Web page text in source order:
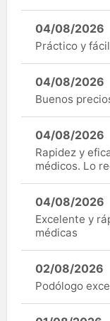
04/08/2026
Práctico y
04/08/2026
Buenos
04/08/2026
Rapidez y
médicos. Lo
04/08/2026
Excelente y
médicas
02/08/2026
Podólogo